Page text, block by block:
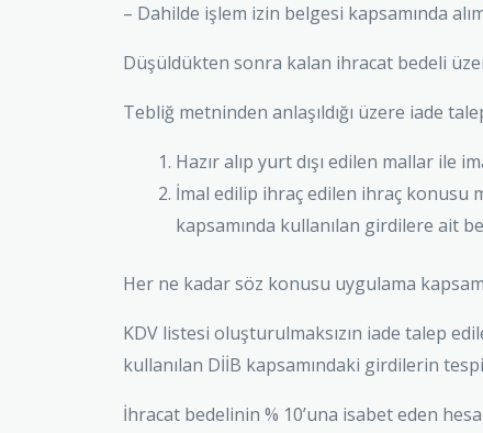
– Dahilde işlem izin belgesi kapsamında
Düşüldükten sonra kalan ihracat bedeli
Tebliğ metninden anlaşıldığı üzere iade
Hazır alıp yurt dışı edilen mallar ile
İmal edilip ihraç edilen ihraç konusu
kapsamında kullanılan girdilere ait
Her ne kadar söz konusu uygulama
KDV listesi oluşturulmaksızın iade talep
kullanılan DİİB kapsamındaki girdilerin
İhracat bedelinin % 10’una isabet eden